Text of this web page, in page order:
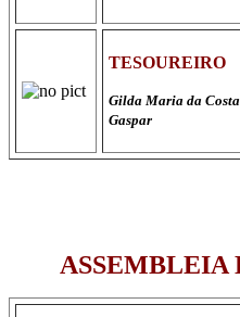
TESOUREIRO
Gilda Maria da Costa
Gaspar
ASSEMBLEIA